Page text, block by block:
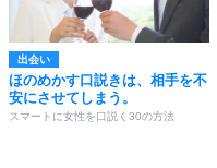
出会い
ほのめかす口説きは、相手を不
安にさせてしまう。
スマートに女性を口説く30の方法